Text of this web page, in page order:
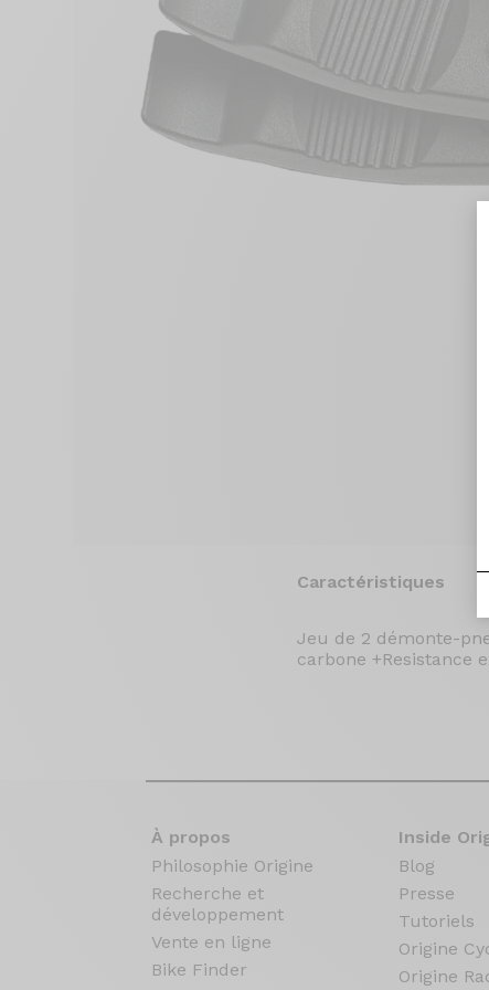
Caractéristiques
Jeu de 2 démonte-
carbone +Resistance
À propos
Philosophie Origine
Recherche et
développement
Vente en ligne
Bike Finder
Inside
Blog
Presse
Tutoriels
Origine
Origine